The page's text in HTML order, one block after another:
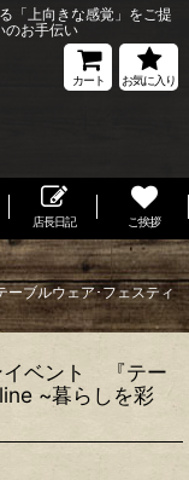
「上向きな感覚」をご提
お手伝い
カート お気に入り
店長日記 ご挨拶
ブルウェア･フェスティ
ベント 『テー
~暮らしを彩